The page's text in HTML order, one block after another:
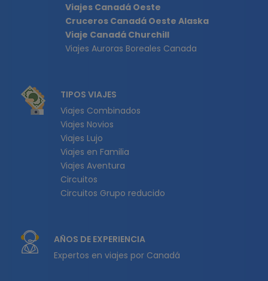
Viajes Canadá Oeste
Cruceros Canadá Oeste Alaska
Viaje Canadá Churchill
Viajes Auroras Boreales Canada
TIPOS VIAJES
Viajes Combinados
Viajes Novios
Viajes Lujo
Viajes en Familia
Viajes Aventura
Circuitos
Circuitos Grupo reducido
AÑOS DE EXPERIENCIA
Expertos en viajes por Canadá